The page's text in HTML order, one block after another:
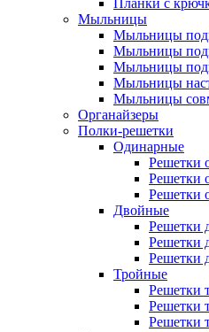
Планки с
Мыльницы
Мыльницы
Мыльницы
Мыльницы
Мыльницы
Мыльницы
Органайзеры
Полки-решетки
Одинарные
Решетки
Решетки
Решетки
Двойные
Решетки
Решетки
Решетки
Тройные
Решетки
Решетки
Решетки